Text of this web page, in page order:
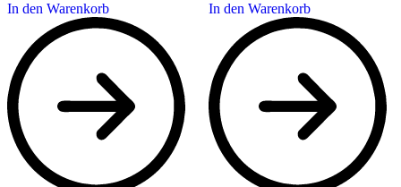
In den Warenkorb In den Warenkorb